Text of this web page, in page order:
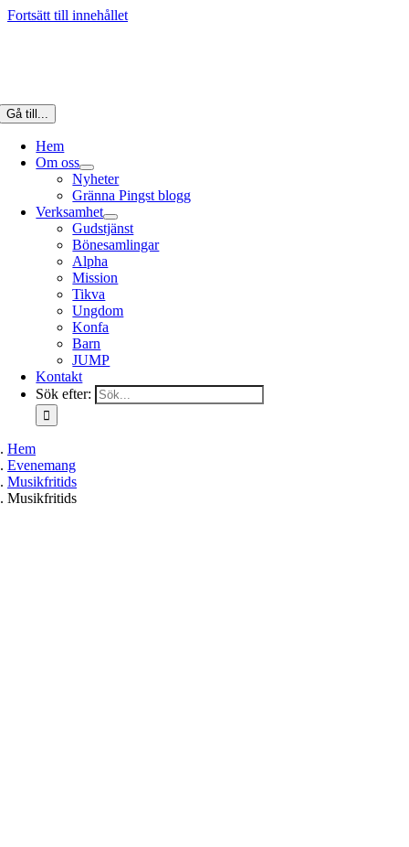
Fortsätt till innehållet
Gå till...
Hem
Om oss
Nyheter
Gränna Pingst blogg
Verksamhet
Gudstjänst
Bönesamlingar
Alpha
Mission
Tikva
Ungdom
Konfa
Barn
JUMP
Kontakt
Sök efter:
Hem
Evenemang
Musikfritids
Musikfritids